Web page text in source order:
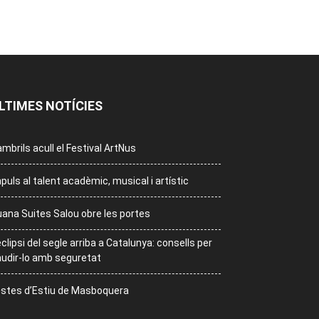
NOTÍCIES
acull el Festival ArtNus
al talent acadèmic, musical i artístic
Suites Salou obre les portes
del segle arriba a Catalunya: consells per
lo amb seguretat
d’Estiu de Masboquera